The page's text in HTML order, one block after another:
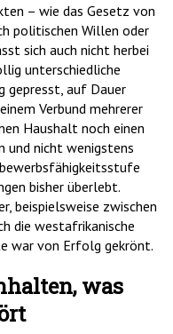
– wie das Gesetz von
politischen Willen oder
sich auch nicht herbei
unterschiedliche
gepresst, auf Dauer
Verbund mehrerer
Haushalt noch einen
und nicht wenigstens
bisher überlebt.
beispielsweise zwischen
die westafrikanische
war von Erfolg gekrönt.
was